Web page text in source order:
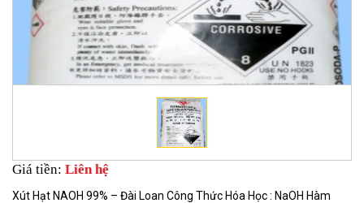
Giá tiền: Liên hệ
Xút Hạt NAOH 99% – Đài Loan Công Thức Hóa Học : NaOH Hàm